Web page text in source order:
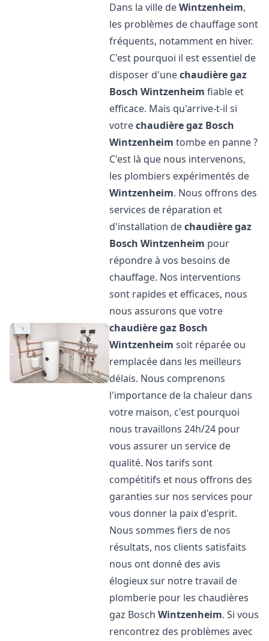
Dans la ville deWintzenheim,
les problèmes de chauffage sont
fréquents, notamment en hiver.
C'est pourquoi il est essentiel de
disposer d'unechaudière gaz
Bosch Wintzenheim fiable et
efficace. Mais qu'arrive-t-il si
votrechaudière gaz Bosch
Wintzenheim tombe en panne ?
C'est là que nous intervenons,
les plombiers expérimentés de
Wintzenheim. Nous offrons des
services de réparation et
d'installation dechaudière gaz
Bosch Wintzenheim pour
répondre à vos besoins de
chauffage. Nos interventions
sont rapides et efficaces, nous
nous assurons que votre
chaudière gaz Bosch
Wintzenheim soit réparée ou
remplacée dans les meilleurs
délais. Nous comprenons
l'importance de la chaleur dans
votre maison, c'est pourquoi
nous travaillons 24h/24 pour
vous assurer un service de
qualité. Nos tarifs sont
compétitifs et nous offrons des
garanties sur nos services pour
vous donner la paix d'esprit.
Nous sommes fiers de nos
résultats, nos clients satisfaits
nous ont donné des avis
élogieux sur notre travail de
plomberie pour les chaudières
gaz BoschWintzenheim. Si vous
rencontrez des problèmes avec